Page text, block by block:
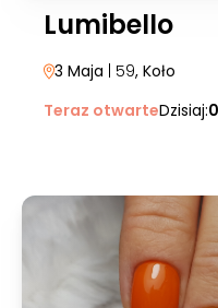
Lumibello
3 Maja | 59, Koło
Teraz otwarteDzisiaj: